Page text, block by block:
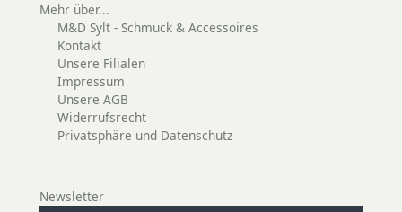
Mehr über...
M&D Sylt - Schmuck & Accessoires
Kontakt
Unsere Filialen
Impressum
Unsere AGB
Widerrufsrecht
Privatsphäre und Datenschutz
Newsletter